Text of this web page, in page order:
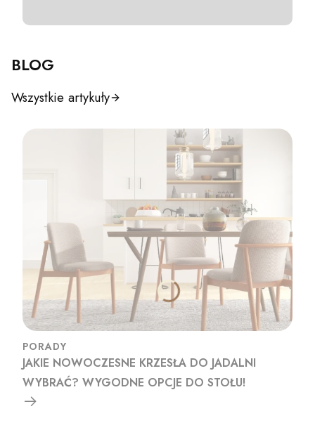
BLOG
Wszystkie artykuły
PORADY
JAKIE NOWOCZESNE KRZESŁA DO JADALNI
WYBRAĆ? WYGODNE OPCJE DO STOŁU!